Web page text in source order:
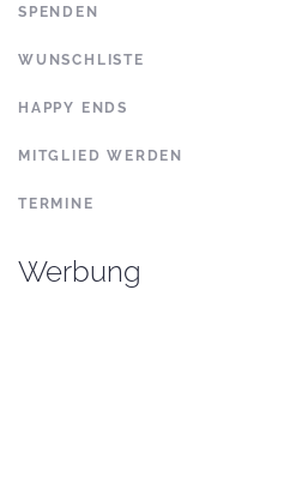
SPENDEN
WUNSCHLISTE
HAPPY ENDS
MITGLIED WERDEN
TERMINE
Werbung